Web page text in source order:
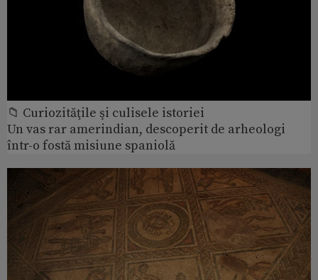
📁 Curiozităţile şi culisele istoriei
Un vas rar amerindian, descoperit de arheologi
într-o fostă misiune spaniolă